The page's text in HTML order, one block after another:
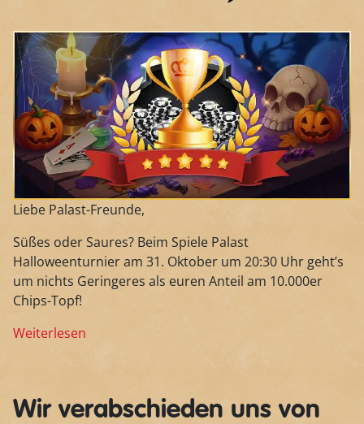
Liebe Palast-Freunde,
Süßes oder Saures? Beim Spiele Palast
Halloweenturnier am 31. Oktober um 20:30 Uhr geht’s
um nichts Geringeres als euren Anteil am 10.000er
Chips-Topf!
Weiterlesen
Wir verabschieden uns von